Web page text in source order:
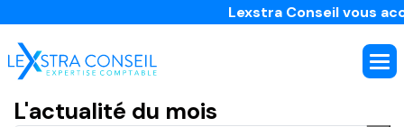
Lexstra Conseil vous
L'actualité du mois